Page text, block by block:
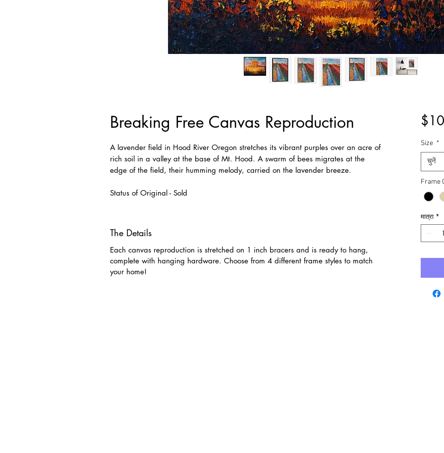
Breaking Free Canvas Reproduction
A lavender field in Hood River Oregon stretches its vibrant purples over an acre of
rich soil in a valley at the base of Mt. Hood. A swarm of bees migrates at the
edge of the field, their humming melody, carried on the lavender breeze.
Status of Original - Sold
The Details
Each canvas reproduction is stretched on 1 inch bracers and is ready to hang,
complete with hanging hardware. Choose from 4 different frame styles to match
your home!
Size *
चुनें
Frame
मात्रा *